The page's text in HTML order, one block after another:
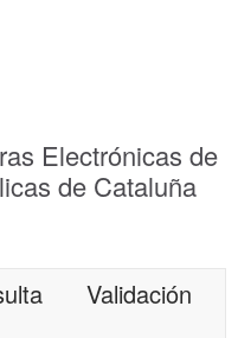
Electrónicas de
de Cataluña
Validación